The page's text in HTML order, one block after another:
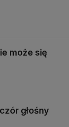
może się
głośny